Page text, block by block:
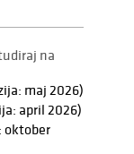
na
maj 2026)
april 2026)
oktober